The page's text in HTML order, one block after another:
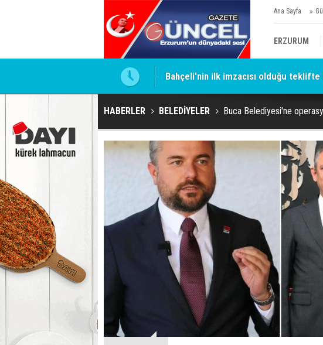
Ana Sayfa
ERZURUM
SİYASET
KÜLTÜR/
Bahçeli'nin ilk imzacısı olduğu
HABERLER BELEDİYELER Buca Belediyesi'ne